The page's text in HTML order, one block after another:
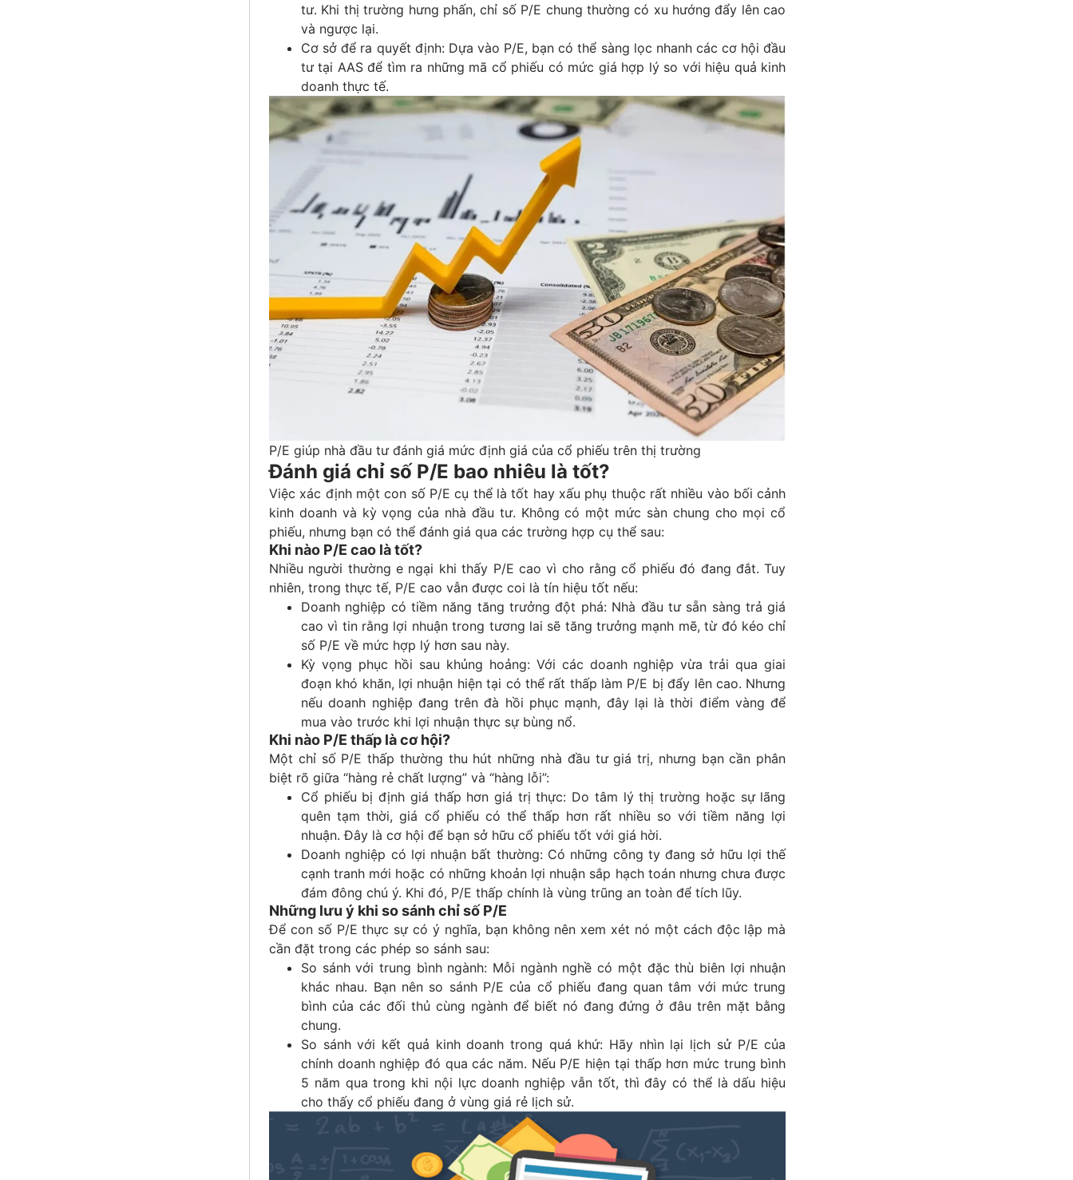
tư. Khi thị trường hưng phấn, chỉ số P/E chung thường có xu hướng đẩy lên cao
và ngược lại.
Cơ sở để ra quyết định: Dựa vào P/E, bạn có thể sàng lọc nhanh các cơ hội đầu
tư tại AAS để tìm ra những mã cổ phiếu có mức giá hợp lý so với hiệu quả kinh
doanh thực tế.
P/E giúp nhà đầu tư đánh giá mức định giá của cổ phiếu trên thị trường
Đánh giá chỉ số P/E bao nhiêu là tốt?
Việc xác định một con số P/E cụ thể là tốt hay xấu phụ thuộc rất nhiều vào bối cảnh
kinh doanh và kỳ vọng của nhà đầu tư. Không có một mức sàn chung cho mọi cổ
phiếu, nhưng bạn có thể đánh giá qua các trường hợp cụ thể sau:
Khi nào P/E cao là tốt?
Nhiều người thường e ngại khi thấy P/E cao vì cho rằng cổ phiếu đó đang đắt. Tuy
nhiên, trong thực tế, P/E cao vẫn được coi là tín hiệu tốt nếu:
Doanh nghiệp có tiềm năng tăng trưởng đột phá: Nhà đầu tư sẵn sàng trả giá
cao vì tin rằng lợi nhuận trong tương lai sẽ tăng trưởng mạnh mẽ, từ đó kéo chỉ
số P/E về mức hợp lý hơn sau này.
Kỳ vọng phục hồi sau khủng hoảng: Với các doanh nghiệp vừa trải qua giai
đoạn khó khăn, lợi nhuận hiện tại có thể rất thấp làm P/E bị đẩy lên cao. Nhưng
nếu doanh nghiệp đang trên đà hồi phục mạnh, đây lại là thời điểm vàng để
mua vào trước khi lợi nhuận thực sự bùng nổ.
Khi nào P/E thấp là cơ hội?
Một chỉ số P/E thấp thường thu hút những nhà đầu tư giá trị, nhưng bạn cần phân
biệt rõ giữa “hàng rẻ chất lượng” và “hàng lỗi”:
Cổ phiếu bị định giá thấp hơn giá trị thực: Do tâm lý thị trường hoặc sự lãng
quên tạm thời, giá cổ phiếu có thể thấp hơn rất nhiều so với tiềm năng lợi
nhuận. Đây là cơ hội để bạn sở hữu cổ phiếu tốt với giá hời.
Doanh nghiệp có lợi nhuận bất thường: Có những công ty đang sở hữu lợi thế
cạnh tranh mới hoặc có những khoản lợi nhuận sắp hạch toán nhưng chưa được
đám đông chú ý. Khi đó, P/E thấp chính là vùng trũng an toàn để tích lũy.
Những lưu ý khi so sánh chỉ số P/E
Để con số P/E thực sự có ý nghĩa, bạn không nên xem xét nó một cách độc lập mà
cần đặt trong các phép so sánh sau:
So sánh với trung bình ngành: Mỗi ngành nghề có một đặc thù biên lợi nhuận
khác nhau. Bạn nên so sánh P/E của cổ phiếu đang quan tâm với mức trung
bình của các đối thủ cùng ngành để biết nó đang đứng ở đâu trên mặt bằng
chung.
So sánh với kết quả kinh doanh trong quá khứ: Hãy nhìn lại lịch sử P/E của
chính doanh nghiệp đó qua các năm. Nếu P/E hiện tại thấp hơn mức trung bình
5 năm qua trong khi nội lực doanh nghiệp vẫn tốt, thì đây có thể là dấu hiệu
cho thấy cổ phiếu đang ở vùng giá rẻ lịch sử.